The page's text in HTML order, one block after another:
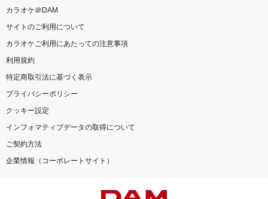
カラオケ＠DAM
サイトのご利用について
カラオケご利用にあたっての注意事項
利用規約
特定商取引法に基づく表示
プライバシーポリシー
クッキー設定
インフォマティブデータの取得について
ご契約方法
企業情報（コーポレートサイト）